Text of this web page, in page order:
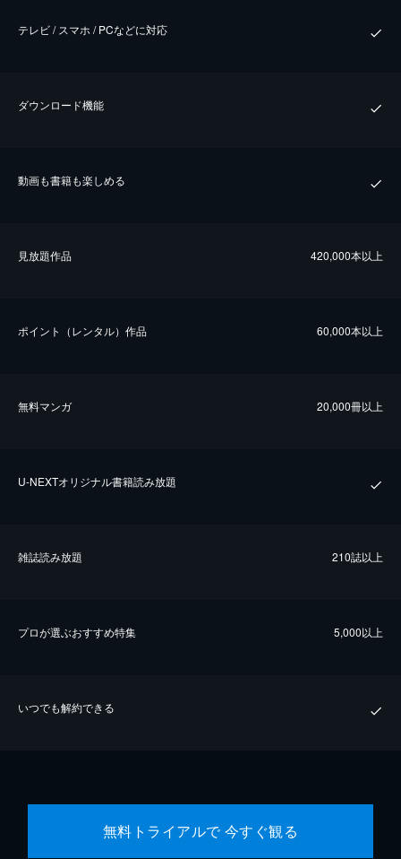
テレビ / スマホ / PCなどに対応
ダウンロード機能
動画も書籍も楽しめる
⾒放題作品 420,000本以上
ポイント（レンタル）作品 60,000本以上
無料マンガ 20,000冊以上
U-NEXTオリジナル書籍読み放題
雑誌読み放題 210誌以上
プロが選ぶおすすめ特集 5,000以上
いつでも解約できる
無料トライアルで 今すぐ観る